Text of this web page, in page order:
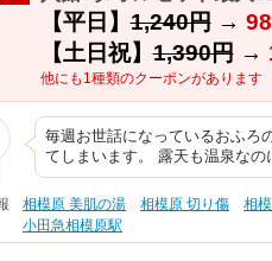
【平日】1,240円→
【土日祝】1,390円→
他にも1種類のクーポンがあります
毎週お世話になっているおふろ
てしまいます。 露天も温泉なの
相模原 美肌の湯 相模原 切り傷 相
小田急相模原駅